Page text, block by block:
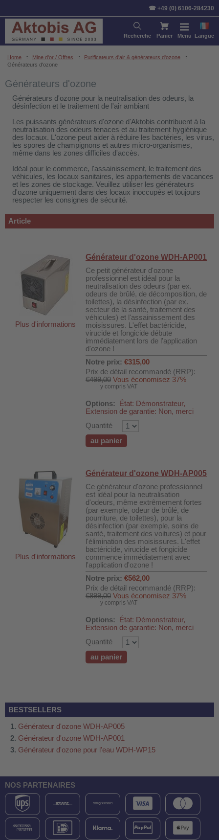
☎ +49 (0) 6106-284230
Recherche Panier Menu Langue
660b
988b
C03
AP1101
H3
Home :: Mine d'or / Offres :: Purificateurs d'air & générateurs d'ozone
::
Générateurs d'ozone
Générateurs d'ozone
Générateurs d'ozone pour la neutralisation des odeurs, la
désinfection et le traitement de l'air ambiant
Les puissants générateurs d'ozone d'Aktobis contribuent à la
neutralisation des odeurs tenaces et au traitement hygiénique
des locaux. L'ozone peut aider à réduire les bactéries, les virus,
les spores de champignons et autres micro-organismes,
même dans les zones difficiles d'accès.
Idéal pour le commerce, l'assainissement, le traitement des
véhicules, les locaux sanitaires, les appartements de vacances
et les zones de stockage. Veuillez utiliser les générateurs
d'ozone uniquement dans des locaux inoccupés et toujours
respecter les consignes de sécurité.
Article
Article Prix
Plus d'informations
Générateur d'ozone WDH-AP001
Ce petit générateur d'ozone
professionnel est idéal pour la
neutralisation des odeurs (par ex.
odeurs de brûlé, de décomposition, de
toilettes), la désinfection (par ex.
secteur de la santé, traitement des
véhicules) et l'assainissement des
moisissures. L'effet bactéricide,
virucide et fongicide débute
immédiatement lors de l'application
d'ozone !
Notre prix: €315,00
Prix de détail recommandé (RRP):
€499,00 Vous économisez 37%
y compris VAT
Options:
État: Démonstrateur,
Extension de garantie: Non, merci
Quantité
au panier
Plus d'informations
Générateur d'ozone WDH-AP005
Ce générateur d'ozone professionnel
est idéal pour la neutralisation
d'odeurs, même extrêmement fortes
(par exemple, odeur de brûlé, de
pourriture, de toilettes), pour la
désinfection (par exemple, soins de
santé, traitement des voitures) et pour
l'élimination des moisissures. L'effet
bactéricide, virucide et fongicide
commence immédiatement avec
l'application d'ozone !
Notre prix: €562,00
Prix de détail recommandé (RRP):
€899,00 Vous économisez 37%
y compris VAT
Options:
État: Démonstrateur,
Extension de garantie: Non, merci
Quantité
au panier
BESTSELLERS
Générateur d'ozone WDH-AP005
Générateur d'ozone WDH-AP001
Générateur d'ozone pour l'eau WDH-WP15
NOS PARTENAIRES